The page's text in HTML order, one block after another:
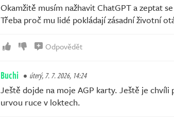
Okamžitě musím nažhavit ChatGPT a zeptat
Třeba proč mu lidé pokládají zásadní životní
Odpovědět
Buchi úterý, 7. 7. 2026, 14:24
Ještě dojde na moje AGP karty. Ještě je chvíli
urvou ruce v loktech.